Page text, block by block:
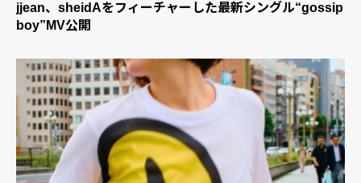
jjean、sheidAをフィーチャーした最新シングル“gossip
boy”MV公開